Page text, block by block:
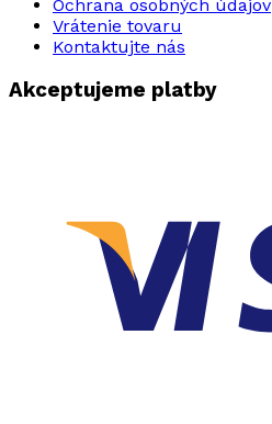
Ochrana osobných údajov
Vrátenie tovaru
Kontaktujte nás
Akceptujeme platby